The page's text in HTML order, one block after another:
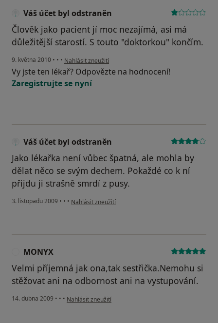
Váš účet byl odstraněn
Člověk jako pacient jí moc nezajímá, asi má
důležitější starostí. S touto "doktorkou" končím.
9. května 2010 • • • podle názoru uživatele Váš účet byl odstraněn
Nahlásit zneužití
Vy jste ten lékař? Odpovězte na hodnocení!
Zaregistrujte se nyní
Váš účet byl odstraněn
Jako lékařka není vůbec špatná, ale mohla by
dělat něco se svým dechem. Pokaždé co k ní
přijdu ji strašně smrdí z pusy.
3. listopadu 2009 • • • podle názoru uživatele Váš účet byl odstraněn
Nahlásit zneužití
MONYX
Velmi příjemná jak ona,tak sestřička.Nemohu si
stěžovat ani na odbornost ani na vystupování.
14. dubna 2009 • • • podle názoru uživatele MONYX
Nahlásit zneužití